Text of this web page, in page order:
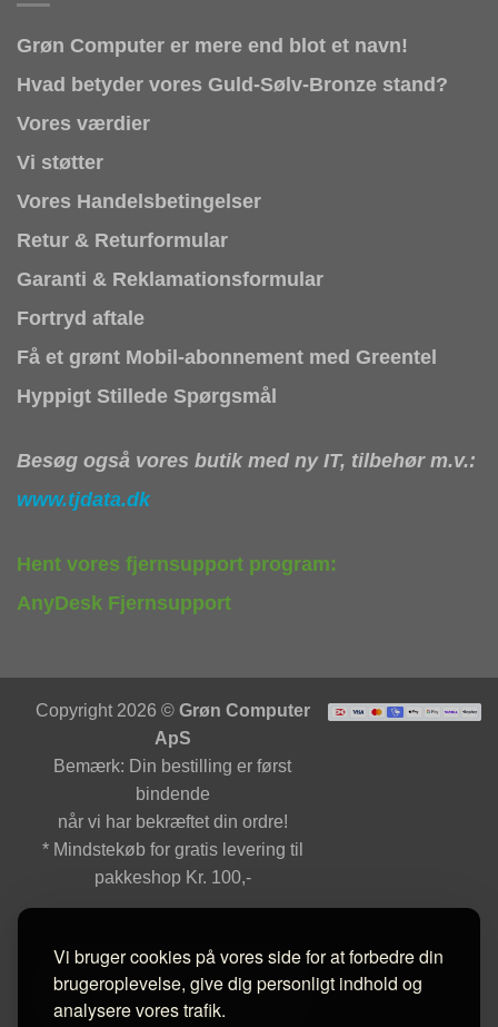
Vi bruger cookies på vores side for at forbedre din
brugeroplevelse, give dig personligt indhold og
analysere vores trafik.
Grøn Computer er mere end blot et navn!
Hvad betyder vores Guld-Sølv-Bronze stand?
Vores værdier
Vi støtter
Vores Handelsbetingelser
Retur & Returformular
Garanti & Reklamationsformular
Fortryd aftale
Få et grønt Mobil-abonnement med Greentel
Hyppigt Stillede Spørgsmål
Besøg også vores butik med ny IT, tilbehør m.v.:
www.tjdata.dk
Hent vores fjernsupport program:
AnyDesk Fjernsupport
Copyright 2026 © Grøn Computer
ApS
Bemærk: Din bestilling er først
bindende
når vi har bekræftet din ordre!
* Mindstekøb for gratis levering til
pakkeshop Kr. 100,-